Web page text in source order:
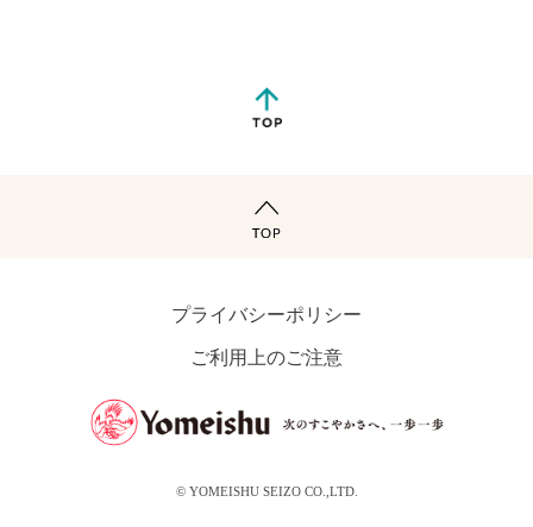
プライバシーポリシー
ご利用上のご注意
© YOMEISHU SEIZO CO.,LTD.